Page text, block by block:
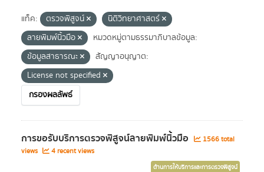
แท็ค: ตรวจพิสูจน์
นิติวิทยาศาสตร์
ลายพิมพ์นิ้วมือ
หมวดหมู่ตามธรรมาภิบาลข้อมูล:
ข้อมูลสาธารณะ
สัญญาอนุญาต:
License not specified
กรองผลลัพธ์
การขอรับบริการตรวจพิสูจน์ลายพิมพ์นิ้วมือ
1566 total
views
4 recent views
ด้านการให้บริการและการตรวจพิสูจน์